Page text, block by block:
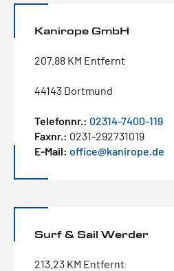
Kanirope GmbH
207.88 KM Entfernt
44143 Dortmund
Telefonnr.: 02314-7400-119
Faxnr.: 0231-292731019
E-Mail: office@kanirope.de
Surf & Sail Werder
213.23 KM Entfernt